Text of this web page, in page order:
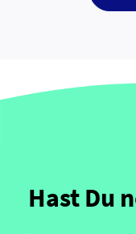
Hast Du